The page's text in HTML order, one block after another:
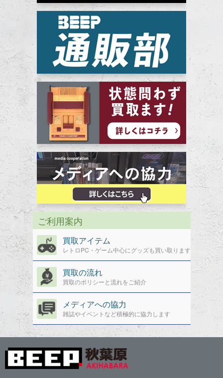
ご利用案内
買取アイテム
レトロPC・ゲーム中心にグッズも買い取ります
買取の流れ
買取のポリシーと流れをご紹介
メディアへの協力
雑誌やイベントなど積極的に協力します